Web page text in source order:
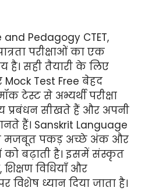
Pedagogy CTET,
परीक्षाओं का एक
है। सही तैयारी के लिए
Test Free बेहद
टेस्ट से अभ्यर्थी परीक्षा
प्रबंधन सीखते हैं और अपनी
हैं। Sanskrit Language
मजबूत पकड़ अच्छे अंक और
बढ़ाती है। इसमें संस्कृत
विधियाँ और
विशेष ध्यान दिया जाता है।